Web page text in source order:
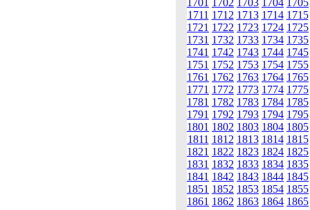
1701 1702 1703 1704 1705
1711 1712 1713 1714 1715
1721 1722 1723 1724 1725
1731 1732 1733 1734 1735
1741 1742 1743 1744 1745
1751 1752 1753 1754 1755
1761 1762 1763 1764 1765
1771 1772 1773 1774 1775
1781 1782 1783 1784 1785
1791 1792 1793 1794 1795
1801 1802 1803 1804 1805
1811 1812 1813 1814 1815
1821 1822 1823 1824 1825
1831 1832 1833 1834 1835
1841 1842 1843 1844 1845
1851 1852 1853 1854 1855
1861 1862 1863 1864 1865